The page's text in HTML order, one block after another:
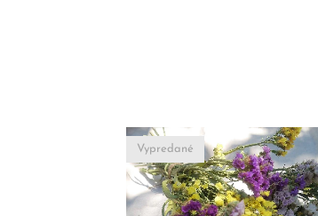
Vypredané